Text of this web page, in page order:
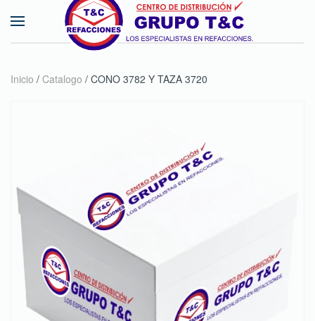
Skip to main content
Inicio / Catalogo / CONO 3782 Y TAZA 3720